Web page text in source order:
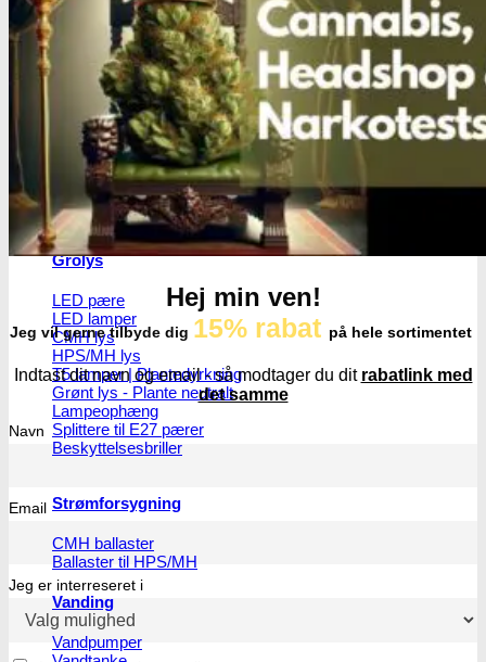
Gå til headshoppen
Groudstyr
Groudstyr
Grolys
LED pære
LED lamper
CMH lys
HPS/MH lys
T5 lamper | Plantedyrkning
Grønt lys - Plante neutralt
Lampeophæng
Splittere til E27 pærer
Beskyttelsesbriller
Strømforsygning
CMH ballaster
Ballaster til HPS/MH
Vanding
Vandpumper
Hej min ven!
Jeg vil gerne tilbyde dig 15% rabat på hele sortimentet
Indtast dit navn og email - så modtager du dit rabatlink med
det samme
Navn
Email
Jeg er interreseret i